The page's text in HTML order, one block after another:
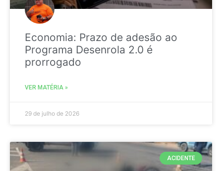
Economia: Prazo de adesão ao
Programa Desenrola 2.0 é
prorrogado
VER MATÉRIA »
29 de julho de 2026
ACIDENTE